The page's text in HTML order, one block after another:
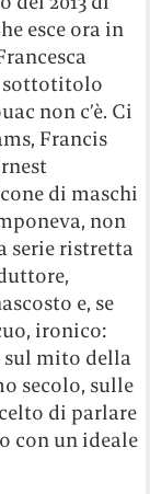
esce ora in
sottotitolo
non c’è. Ci
Francis
di maschi
non
serie ristretta
e, se
ironico:
sul mito della
secolo, sulle
di parlare
con un ideale